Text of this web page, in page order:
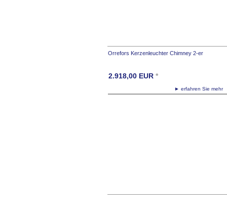
Orrefors Kerzenleuchter Chimney 2-er
► erfahren Sie
2.918,00 EUR *